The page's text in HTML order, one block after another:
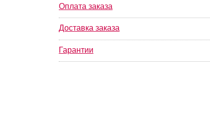
Оплата заказа
Доставка заказа
Гарантии